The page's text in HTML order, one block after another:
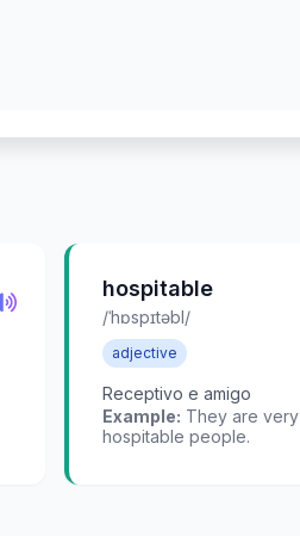
hospitable
/ˈhɒspɪtəbl/
adjective
Receptivo e amigo
Example: They are very
hospitable people.